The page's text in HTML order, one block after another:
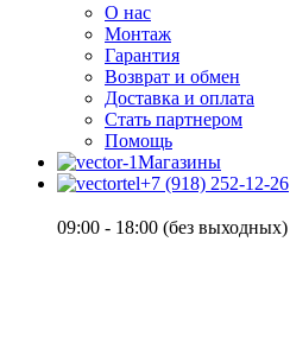
О нас
Монтаж
Гарантия
Возврат и обмен
Доставка и оплата
Стать партнером
Помощь
Магазины
+7 (918) 252-12-26
09:00 - 18:00 (без выходных)